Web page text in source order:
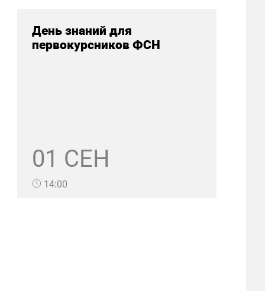
День знаний для
первокурсников ФСН
01 СЕН
14:00